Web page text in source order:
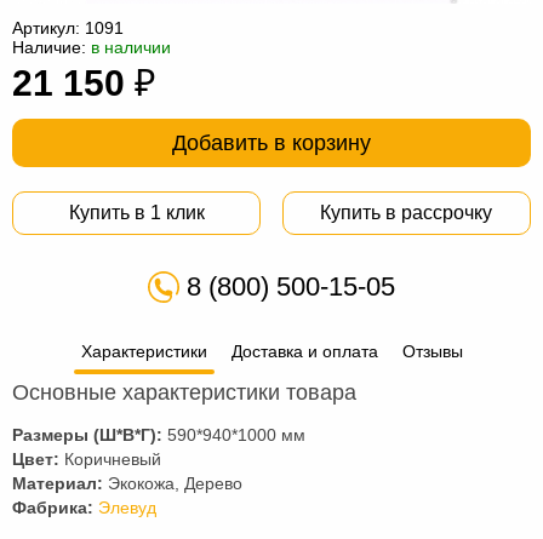
компьютер
для
ванной
Мебель
трансформер
Матрасы
мешки
Мебель
из
Садовая
Артикул: 1091
Наличие: в наличии
21 150 ₽
Добавить в корзину
Купить в 1 клик Купить в рассрочку
8 (800) 500-15-05
Характеристики Доставка и оплата Отзывы
Основные характеристики товара
Размеры (Ш*В*Г): 590*940*1000 мм
Цвет: Коричневый
Материал: Экокожа, Дерево
Фабрика: Элевуд